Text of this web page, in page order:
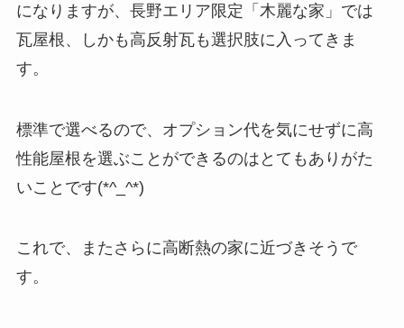
になりますが、長野エリア限定「木麗な家」では
瓦屋根、しかも高反射瓦も選択肢に入ってきま
す。
標準で選べるので、オプション代を気にせずに高
性能屋根を選ぶことができるのはとてもありがた
いことです(*^_^*)
これで、またさらに高断熱の家に近づきそうで
す。